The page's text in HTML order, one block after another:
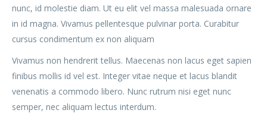
nunc, id molestie diam. Ut eu elit vel massa malesuada ornare
in id magna. Vivamus pellentesque pulvinar porta. Curabitur
cursus condimentum ex non aliquam
Vivamus non hendrerit tellus. Maecenas non lacus eget sapien
finibus mollis id vel est. Integer vitae neque et lacus blandit
venenatis a commodo libero. Nunc rutrum nisi eget nunc
semper, nec aliquam lectus interdum.